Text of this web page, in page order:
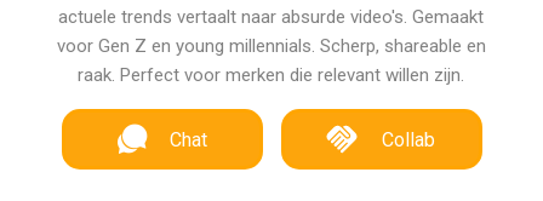
actuele trends vertaalt naar absurde video's. Gemaakt
voor Gen Z en young millennials. Scherp, shareable en
raak. Perfect voor merken die relevant willen zijn.
Chat Collab